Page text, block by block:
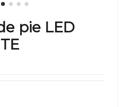
pie LED